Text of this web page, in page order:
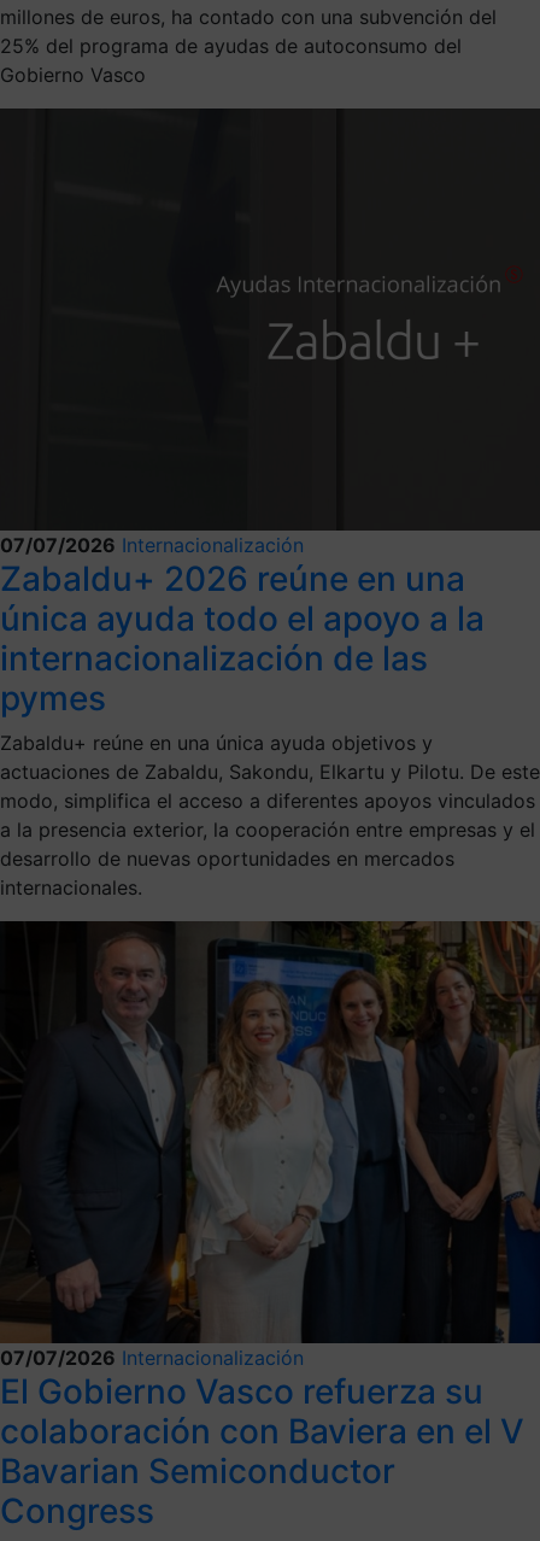
millones de euros, ha contado con una subvención del
25% del programa de ayudas de autoconsumo del
Gobierno Vasco
07/07/2026 Internacionalización
Zabaldu+ 2026 reúne en una
única ayuda todo el apoyo a la
internacionalización de las
pymes
Zabaldu+ reúne en una única ayuda objetivos y
actuaciones de Zabaldu, Sakondu, Elkartu y Pilotu. De este
modo, simplifica el acceso a diferentes apoyos vinculados
a la presencia exterior, la cooperación entre empresas y el
desarrollo de nuevas oportunidades en mercados
internacionales.
07/07/2026 Internacionalización
El Gobierno Vasco refuerza su
colaboración con Baviera en el V
Bavarian Semiconductor
Congress